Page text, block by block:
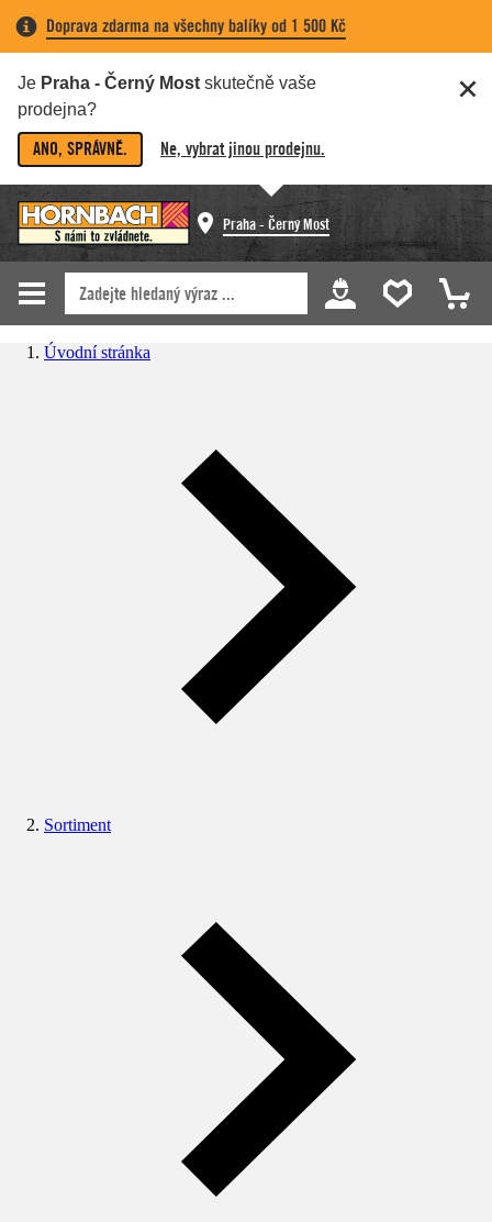
Doprava zdarma na všechny balíky od 1 500 Kč
Je Praha - Černý Most skutečně vaše
prodejna?
ANO, SPRÁVNĚ. Ne, vybrat jinou prodejnu.
Praha - Černý Most
Úvodní stránka
Sortiment